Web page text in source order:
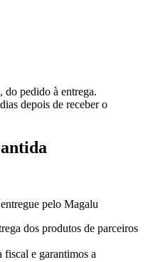
do pedido à entrega.
depois de receber o
pelo Magalu
dos produtos de parceiros
fiscal e garantimos a